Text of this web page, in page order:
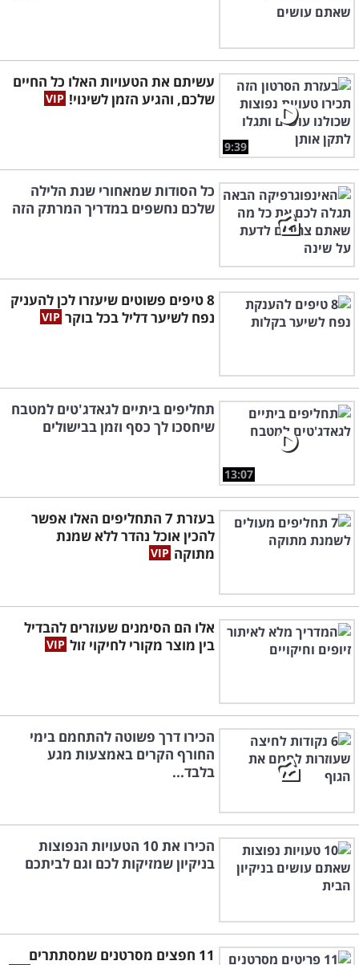
9:39
עשיתם את הטעויות האלו כל החיים
שלכם, והגיע הזמן לשינוי!
כל הסודות שמאחורי שנת הלילה
שלכם נחשפים במדריך המרתק הזה
8 טיפים פשוטים שיעזרו לכן להעניק
נפח לשיער דליל בכל בוקר
13:07
תחליפים ביתיים לגאדג'טים למטבח
שיחסכו לך כסף וזמן בבישולים
בעזרת 7 התחליפים האלו אפשר
להכין אוכל נהדר ללא שמנת
מתוקה
אלו הם הסימנים שעוזרים להבדיל
בין מוצר מקורי לחיקוי זול
הכירו דרך פשוטה להתחמם בימי
החורף הקרים באמצעות מגע
בלבד...
הכירו את 10 הטעויות הנפוצות
בניקיון שמזיקות לכם וגם לביתכם
11 חפצים מסרטנים שמסתתרים